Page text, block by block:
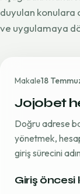
duyulan konulara
ve uygulamaya
Makale18
Jojobet
Doğru adrese
yönetmek,
giriş sürecini
Giriş öncesi